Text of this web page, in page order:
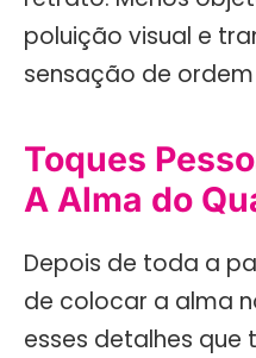
poluição visual e
sensação de
Toques
A Alma do
Depois de toda a
de colocar a alma
esses detalhes que